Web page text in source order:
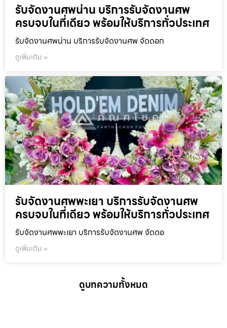
รับจัดงานศพน่าน บริการรับจัดงานศพ
ครบจบในที่เดียว พร้อมให้บริการทั่วประเทศ
รับจัดงานศพน่าน บริการรับจัดงานศพ จัดดอก
ดูเพิ่มเติม »
รับจัดงานศพพะเยา บริการรับจัดงานศพ
ครบจบในที่เดียว พร้อมให้บริการทั่วประเทศ
รับจัดงานศพพะเยา บริการรับจัดงานศพ จัดดอ
ดูเพิ่มเติม »
ดูบทความทั้งหมด